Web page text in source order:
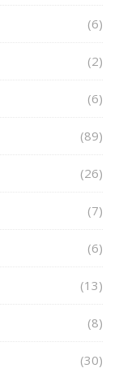
(6)
(2)
(6)
(89)
(26)
(7)
(6)
(13)
(8)
(30)